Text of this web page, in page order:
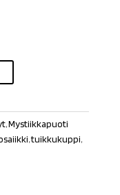
,Mystiikkapuoti
,tuikkukuppi,